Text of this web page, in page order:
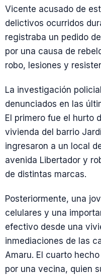
Vicente acusado de
delictivos ocurridos
registraba un pedido
por una causa de
robo, lesiones y
La investigación
denunciados en las
El primero fue el hurto
vivienda del barrio
ingresaron a un local
avenida Libertador y
de distintas marcas.
Posteriormente, una
celulares y una
efectivo desde una
inmediaciones de las
Amaru. El cuarto
por una vecina, quien